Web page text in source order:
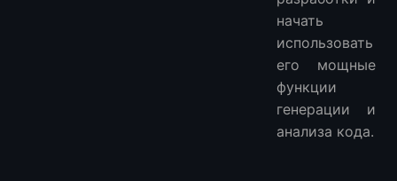
начать
использовать
его мощные
функции
генерации и
анализа кода.